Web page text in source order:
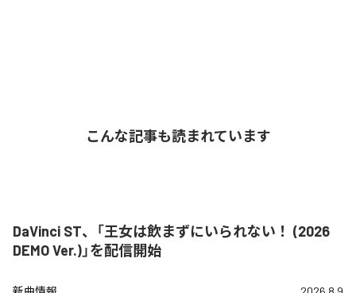
こんな記事も読まれています
DaVinci ST、「王女は飲まずにいられない！ (2026
DEMO Ver.)」を配信開始